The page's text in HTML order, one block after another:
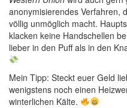
anonymisierendes Verfahren,
völlig unmöglich macht.
klacken keine Handschellen
lieber in den Puff als in den
Mein Tipp: Steckt euer Geld
wenigstens noch einen
winterlichen Kälte.